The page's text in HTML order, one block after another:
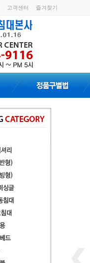
고객센터 즐겨찾기